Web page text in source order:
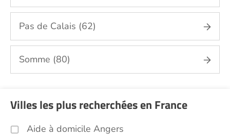
repassage, gestion du linge Nord (59)
Portage de repas Nord (59)
Sorties (promenades, rendez-vous
médicaux...) Nord (59)
Promenade animaux de compagnie Nord
Soins esthétiques Nord (59)
Autres aides à domicile Nord (59)
Voir toutes les aides à domicile dans le Nord (59)
Pas de Calais (62)
Somme (80)
Villes les plus recherchées en France
Aide à domicile Angers